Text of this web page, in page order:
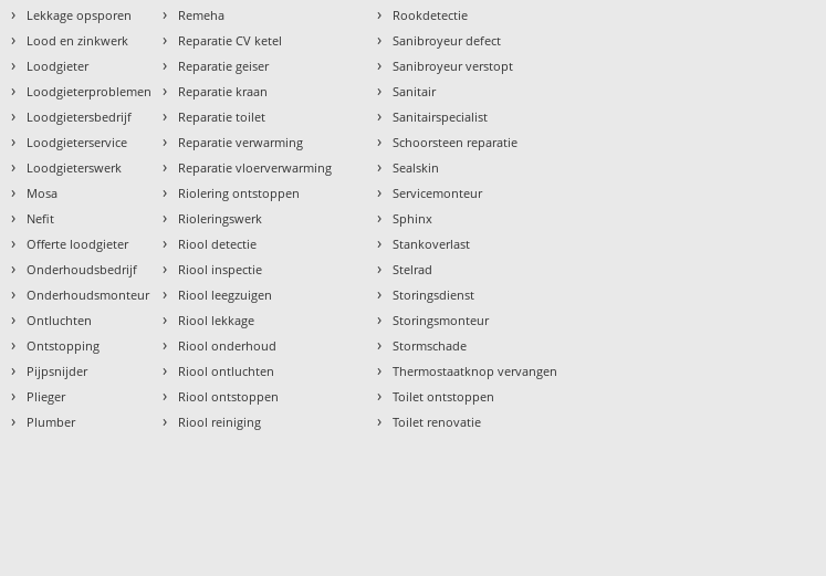
› Lekkage opsporen
› Lood en zinkwerk
› Loodgieter
› Loodgieterproblemen
› Loodgietersbedrijf
› Loodgieterservice
› Loodgieterswerk
› Mosa
› Nefit
› Offerte loodgieter
› Onderhoudsbedrijf
› Onderhoudsmonteur
› Ontluchten
› Ontstopping
› Pijpsnijder
› Plieger
› Plumber
› Remeha
› Reparatie CV ketel
› Reparatie geiser
› Reparatie kraan
› Reparatie toilet
› Reparatie verwarming
› Reparatie vloerverwarming
› Riolering ontstoppen
› Rioleringswerk
› Riool detectie
› Riool inspectie
› Riool leegzuigen
› Riool lekkage
› Riool onderhoud
› Riool ontluchten
› Riool ontstoppen
› Riool reiniging
› Rookdetectie
› Sanibroyeur defect
› Sanibroyeur verstopt
› Sanitair
› Sanitairspecialist
› Schoorsteen reparatie
› Sealskin
› Servicemonteur
› Sphinx
› Stankoverlast
› Stelrad
› Storingsdienst
› Storingsmonteur
› Stormschade
› Thermostaatknop vervangen
› Toilet ontstoppen
› Toilet renovatie